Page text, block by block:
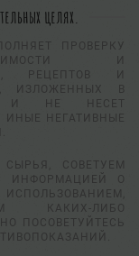
целях.
ПРОВЕРКУ
И
РЕЦЕПТОВ И
ИЗЛОЖЕННЫХ В
И НЕ НЕСЕТ
ИНЫЕ НЕГАТИВНЫЕ
СОВЕТУЕМ
ИНФОРМАЦИЕЙ О
КАКИХ-ЛИБО
ПОСОВЕТУЙТЕСЬ